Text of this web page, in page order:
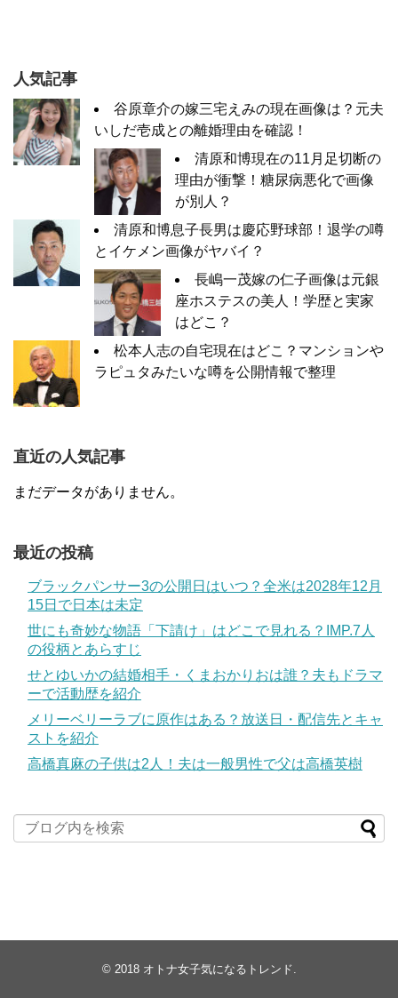
人気記事
谷原章介の嫁三宅えみの現在画像は？元夫
いしだ壱成との離婚理由を確認！
清原和博現在の11月足切断の
理由が衝撃！糖尿病悪化で画像
が別人？
清原和博息子長男は慶応野球部！退学の噂
とイケメン画像がヤバイ？
長嶋一茂嫁の仁子画像は元銀
座ホステスの美人！学歴と実家
はどこ？
松本人志の自宅現在はどこ？マンションや
ラピュタみたいな噂を公開情報で整理
直近の人気記事
まだデータがありません。
最近の投稿
ブラックパンサー3の公開日はいつ？全米は2028年12月
15日で日本は未定
世にも奇妙な物語「下請け」はどこで見れる？IMP.7人
の役柄とあらすじ
せとゆいかの結婚相手・くまおかりおは誰？夫もドラマ
ーで活動歴を紹介
メリーベリーラブに原作はある？放送日・配信先とキャ
ストを紹介
高橋真麻の子供は2人！夫は一般男性で父は高橋英樹
© 2018 オトナ女子気になるトレンド.